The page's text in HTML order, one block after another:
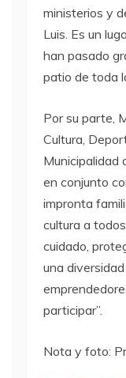
ministerios y
Luis. Es un
han pasado
patio de toda
Por su parte,
Cultura,
Municipalidad
en conjunto
impronta
cultura a
cuidado,
una
participar”.
Nota y foto: